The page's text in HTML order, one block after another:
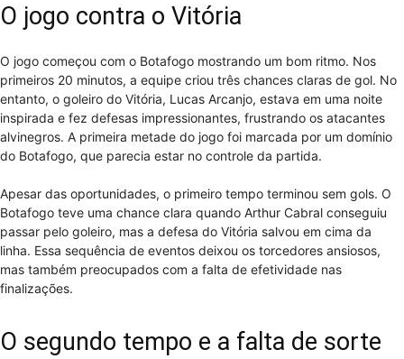
O jogo contra o Vitória
O jogo começou com o Botafogo mostrando um bom ritmo. Nos
primeiros 20 minutos, a equipe criou três chances claras de gol. No
entanto, o goleiro do Vitória, Lucas Arcanjo, estava em uma noite
inspirada e fez defesas impressionantes, frustrando os atacantes
alvinegros. A primeira metade do jogo foi marcada por um domínio
do Botafogo, que parecia estar no controle da partida.
Apesar das oportunidades, o primeiro tempo terminou sem gols. O
Botafogo teve uma chance clara quando Arthur Cabral conseguiu
passar pelo goleiro, mas a defesa do Vitória salvou em cima da
linha. Essa sequência de eventos deixou os torcedores ansiosos,
mas também preocupados com a falta de efetividade nas
finalizações.
O segundo tempo e a falta de sorte